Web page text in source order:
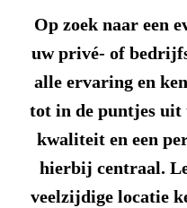
Op zoek naar een
uw privé- of
alle ervaring en
tot in de puntjes
kwaliteit en een
hierbij centraal.
veelzijdige locatie